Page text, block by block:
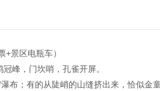
景区电瓶车）
峰，门坎哨，孔雀开屏。
布；有的从陡峭的山缝挤出来，恰似金